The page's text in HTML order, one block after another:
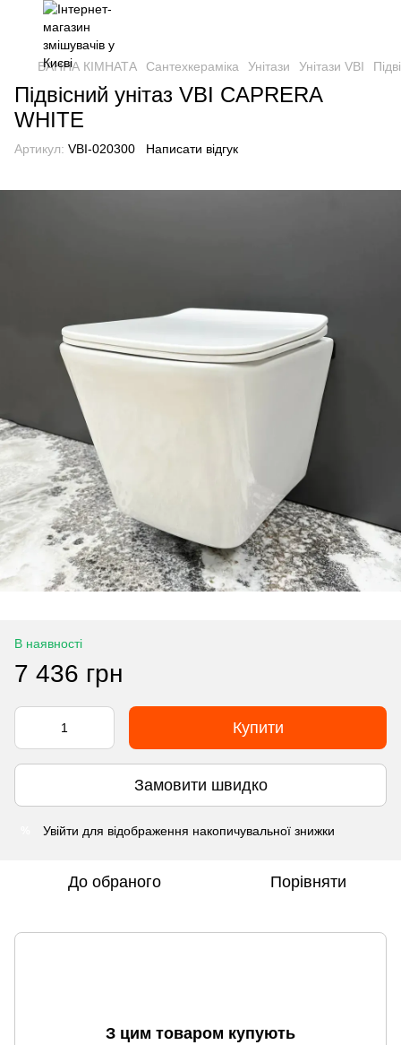
ВАННА КІМНАТА Сантехкераміка Унітази Унітази VBI
Підвісний унітаз VBI CAPRERA
WHITE
Артикул: VBI-020300 Написати відгук
В наявності
7 436 грн
Купити
Замовити швидко
Увійти для відображення накопичувальної знижки
До обраного Порівняти
З цим товаром купують